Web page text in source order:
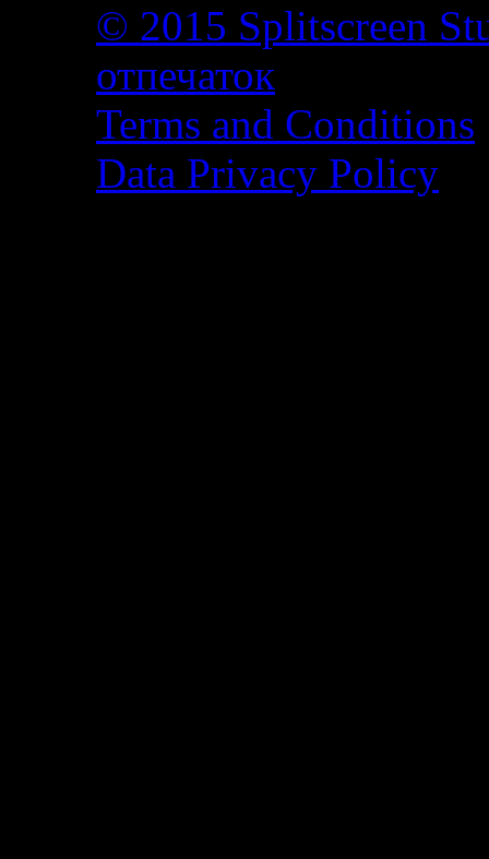
© 2015 Splitscreen
отпечаток
Terms and Conditions
Data Privacy Policy